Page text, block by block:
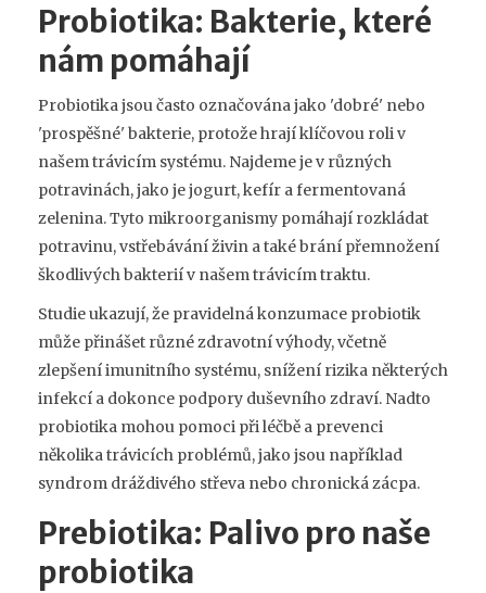
Probiotika: Bakterie, které
nám pomáhají
Probiotika jsou často označována jako 'dobré' nebo
'prospěšné' bakterie, protože hrají klíčovou roli v
našem trávicím systému. Najdeme je v různých
potravinách, jako je jogurt, kefír a fermentovaná
zelenina. Tyto mikroorganismy pomáhají rozkládat
potravinu, vstřebávání živin a také brání přemnožení
škodlivých bakterií v našem trávicím traktu.
Studie ukazují, že pravidelná konzumace probiotik
může přinášet různé zdravotní výhody, včetně
zlepšení imunitního systému, snížení rizika některých
infekcí a dokonce podpory duševního zdraví. Nadto
probiotika mohou pomoci při léčbě a prevenci
několika trávicích problémů, jako jsou například
syndrom dráždivého střeva nebo chronická zácpa.
Prebiotika: Palivo pro naše
probiotika